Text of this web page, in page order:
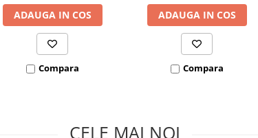
ADAUGA IN COS
Compara
ADAUGA IN COS
Compara
CELE MAI NOI